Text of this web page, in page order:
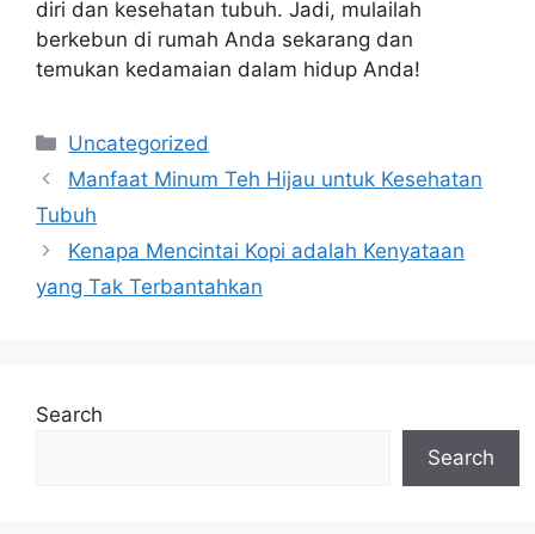
diri dan kesehatan tubuh. Jadi, mulailah
berkebun di rumah Anda sekarang dan
temukan kedamaian dalam hidup Anda!
Categories
Uncategorized
Manfaat Minum Teh Hijau untuk Kesehatan
Tubuh
Kenapa Mencintai Kopi adalah Kenyataan
yang Tak Terbantahkan
Search
Search